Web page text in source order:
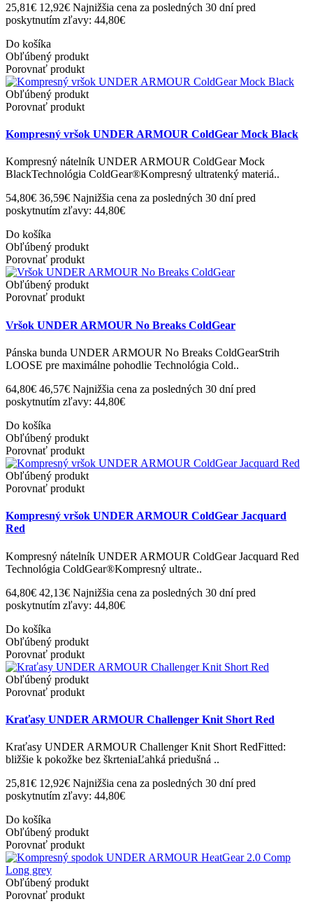
25,81€ 12,92€ Najnižšia cena za posledných 30 dní pred
poskytnutím zľavy: 44,80€
Do košíka
Obľúbený produkt
Porovnať produkt
Obľúbený produkt
Porovnať produkt
Kompresný vršok UNDER ARMOUR ColdGear Mock Black
Kompresný nátelník UNDER ARMOUR ColdGear Mock
BlackTechnológia ColdGear®Kompresný ultratenký materiá..
54,80€ 36,59€ Najnižšia cena za posledných 30 dní pred
poskytnutím zľavy: 44,80€
Do košíka
Obľúbený produkt
Porovnať produkt
Obľúbený produkt
Porovnať produkt
Vršok UNDER ARMOUR No Breaks ColdGear
Pánska bunda UNDER ARMOUR No Breaks ColdGearStrih
LOOSE pre maximálne pohodlie Technológia Cold..
64,80€ 46,57€ Najnižšia cena za posledných 30 dní pred
poskytnutím zľavy: 44,80€
Do košíka
Obľúbený produkt
Porovnať produkt
Obľúbený produkt
Porovnať produkt
Kompresný vršok UNDER ARMOUR ColdGear Jacquard
Red
Kompresný nátelník UNDER ARMOUR ColdGear Jacquard Red
Technológia ColdGear®Kompresný ultrate..
64,80€ 42,13€ Najnižšia cena za posledných 30 dní pred
poskytnutím zľavy: 44,80€
Do košíka
Obľúbený produkt
Porovnať produkt
Obľúbený produkt
Porovnať produkt
Kraťasy UNDER ARMOUR Challenger Knit Short Red
Kraťasy UNDER ARMOUR Challenger Knit Short RedFitted:
bližšie k pokožke bez škrteniaĽahká priedušná ..
25,81€ 12,92€ Najnižšia cena za posledných 30 dní pred
poskytnutím zľavy: 44,80€
Do košíka
Obľúbený produkt
Porovnať produkt
Obľúbený produkt
Porovnať produkt